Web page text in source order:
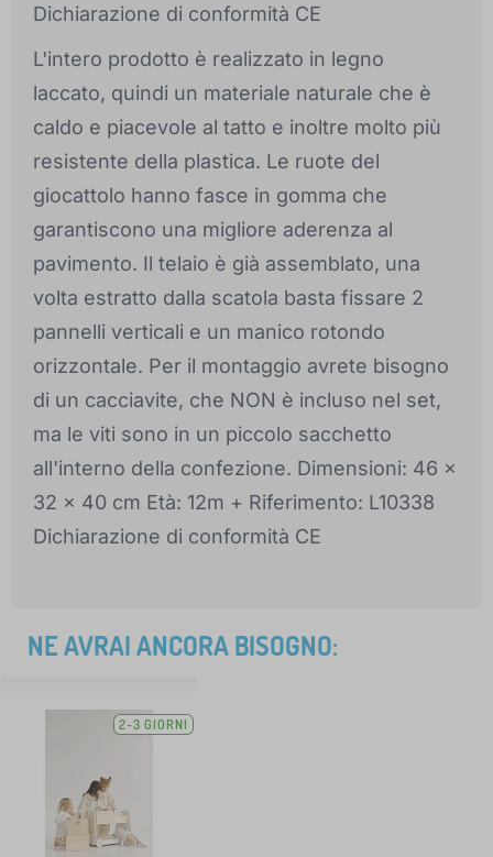
Dichiarazione di conformità CE
L'intero prodotto è realizzato in legno
laccato, quindi un materiale naturale che è
caldo e piacevole al tatto e inoltre molto più
resistente della plastica. Le ruote del
giocattolo hanno fasce in gomma che
garantiscono una migliore aderenza al
pavimento. Il telaio è già assemblato, una
volta estratto dalla scatola basta fissare 2
pannelli verticali e un manico rotondo
orizzontale. Per il montaggio avrete bisogno
di un cacciavite, che NON è incluso nel set,
ma le viti sono in un piccolo sacchetto
all'interno della confezione. Dimensioni: 46 x
32 x 40 cm Età: 12m + Riferimento: L10338
Dichiarazione di conformità CE
NE AVRAI ANCORA BISOGNO:
2-3 GIORNI